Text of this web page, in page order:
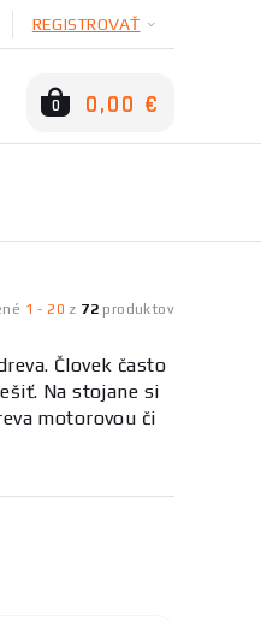
REGISTROVAŤ
0 0,00 €
1 -20 z 72 produktov
Človek často
Na stojane si
motorovou či
určite vyberie